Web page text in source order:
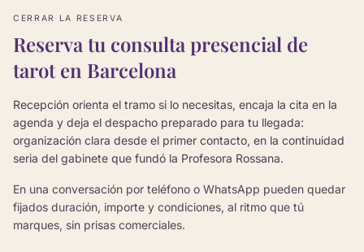
CERRAR LA RESERVA
Reserva tu consulta presencial de
tarot en Barcelona
Recepción orienta el tramo si lo necesitas, encaja la cita en la
agenda y deja el despacho preparado para tu llegada:
organización clara desde el primer contacto, en la continuidad
seria del gabinete que fundó la Profesora Rossana.
En una conversación por teléfono o WhatsApp pueden quedar
fijados duración, importe y condiciones, al ritmo que tú
marques, sin prisas comerciales.